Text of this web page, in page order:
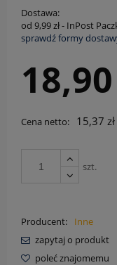
Dostawa:
od 9,99 zł- InPost
Cena nie zawiera
sprawdź formy
18,90
Cena netto: 15,37 zł
szt.
Producent:
Inne
zapytaj o produkt
poleć znajomemu